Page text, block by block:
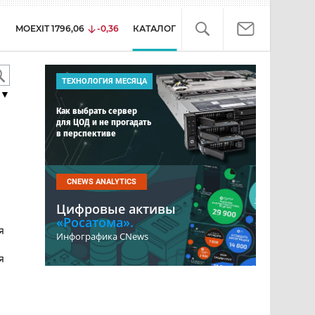
MOEXIT 1796,06 -0,36 КАТАЛОГ
ТЕХНОЛОГИЯ МЕСЯЦА
Как выбрать сервер
для ЦОД и не прогадать
в перспективе
CNEWS ANALYTICS
Цифровые активы
«Росатома».
Инфографика CNews